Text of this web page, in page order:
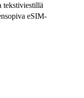
tekstiviestillä
eSIM-